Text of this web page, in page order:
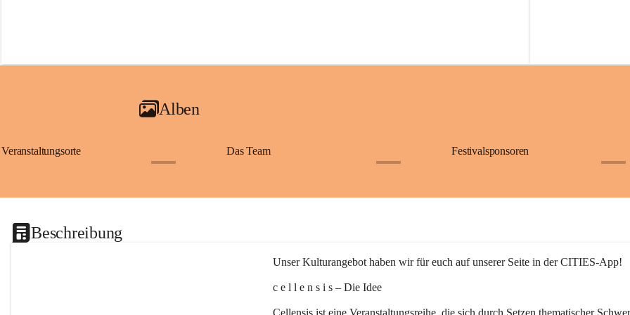
Alben
Veranstaltungsorte Das Team Festivalsponsoren
Beschreibung
Unser Kulturangebot haben wir für euch auf unserer Seite in der CITIES-App!
c e l l e n s i s – Die Idee
Cellensis ist eine Veranstaltungsreihe, die sich durch Setzen thematischer